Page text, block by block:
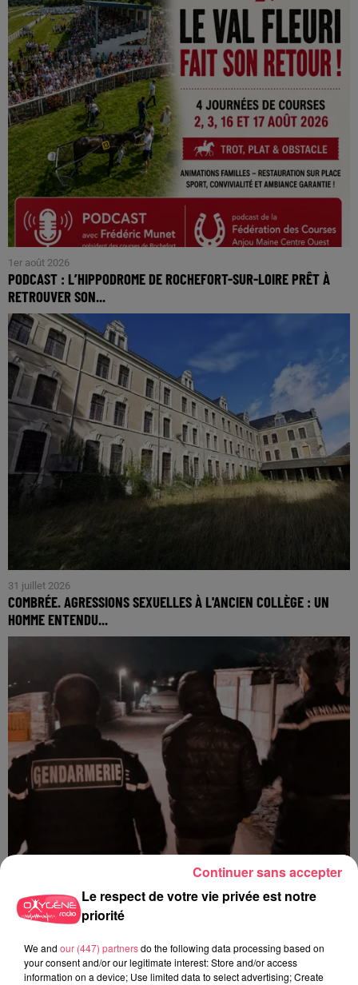
1er août 2026
PODCAST : L’HIPPODROME DE ROCHEFORT-SUR-LOIRE PRÊT À
RETROUVER SON...
31 juillet 2026
COMBRÉE. AGRESSIONS SEXUELLES À L'ANCIEN COLLÈGE : UN
HOMME ENTENDU...
29 juillet 2026
SEGRÉ. ATTAQUE À L'ARME BLANCHE : L'AGRESSEUR INTERPELLÉ,
LE...
Le respect de votre vie privée est notre
priorité
We and our (447) partnersdo the following data processing based on
your consent and/or our legitimate interest: Store and/or access
information on a device; Use limited data to select advertising; Create
Continuer sans accepter